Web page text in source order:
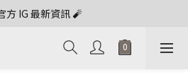
方 IG 最新資訊 🧨